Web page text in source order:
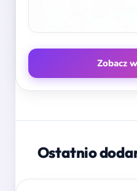
Zobacz
Ostatnio